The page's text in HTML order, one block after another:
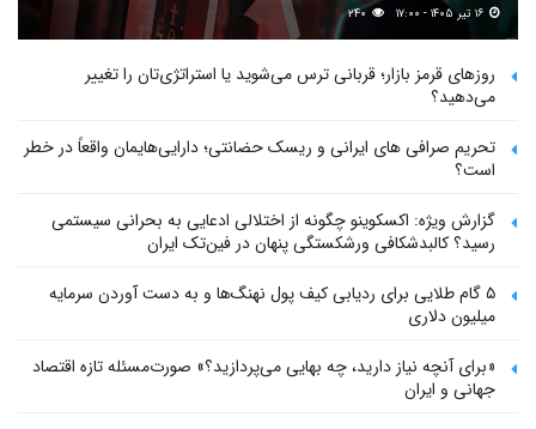
۲۴۰
روزهای قرمز بازار؛ قربانی ترس می‌شوید یا استراتژی‌تان را تغییر
می‌دهید؟
تحریم صرافی های ایرانی و ریسک حضانتی؛ دارایی‌هایمان واقعاً در خطر
است؟
گزارش ویژه: اکسکوینو چگونه از اختلالی ادعایی به بحرانی سیستمی
رسید؟ کالبدشکافی ورشکستگی پنهان در فین‌تک ایران
۵ گام طلایی برای ردیابی کیف پول‌ نهنگ‌ها و به دست آوردن سرمایه
میلیون دلاری
«برای آنچه نیاز دارید، چه بهایی می‌پردازید؟» صورت‌مسئله تازه اقتصاد
جهانی و ایران